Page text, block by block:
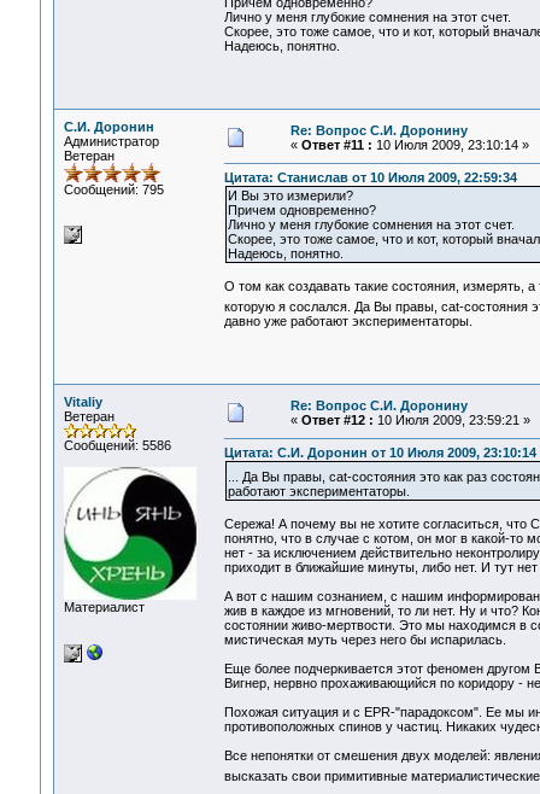
Лично у меня глубокие сомнения на этот счет.
Скорее, это тоже самое, что и кот, который
Надеюсь, понятно.
С.И. Доронин
Администратор
Ветеран
Сообщений: 795
Re: Вопрос С.И. Доронину
« Ответ #11 : 10 Июля 2009, 23:10:14 »
Цитата: Станислав от 10 Июля 2009, 22:59:34
И Вы это измерили?
Причем одновременно?
Лично у меня глубокие сомнения на этот счет.
Скорее, это тоже самое, что и кот, который
Надеюсь, понятно.
О том как создавать такие состояния, измерять,
которую я сослался. Да Вы правы, cat-состояния
давно уже работают экспериментаторы.
Vitaliy
Ветеран
Сообщений: 5586
Материалист
Re: Вопрос С.И. Доронину
« Ответ #12 : 10 Июля 2009, 23:59:21 »
Цитата: С.И. Доронин от 10 Июля 2009, 23:10:14
... Да Вы правы, cat-состояния это как раз
работают экспериментаторы.
Сережа! А почему вы не хотите согласиться, что
понятно, что в случае с котом, он мог в какой-то
нет - за исключением действительно
приходит в ближайшие минуты, либо нет. И тут нет
А вот с нашим сознанием, с нашим
жив в каждое из мгновений, то ли нет. Ну и что?
состоянии живо-мертвости. Это мы находимся в
мистическая муть через него бы испарилась.
Еще более подчеркивается этот феномен другом
Вигнер, нервно прохаживающийся по коридору -
Похожая ситуация и с EPR-"парадоксом". Ее мы
противоположных спинов у частиц. Никаких
Все непонятки от смешения двух моделей:
высказать свои примитивные